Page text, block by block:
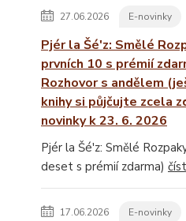
27.06.2026 E-novinky
Pjér la Šé'z: Smělé
prvních 10 s prémií
Rozhovor s andělem
knihy si půjčujte zcela
novinky k 23. 6. 2026
Pjér la Šé'z: Smělé
deset s prémií zdarma)
17.06.2026 E-novinky